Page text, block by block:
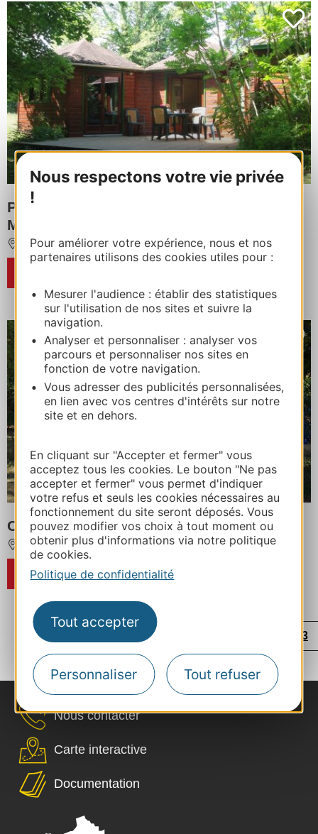
Nous respectons votre vie privée
!
Pour améliorer votre expérience, nous et nos
partenaires utilisons des cookies utiles pour :
Mesurer l'audience : établir des statistiques
sur l'utilisation de nos sites et suivre la
navigation.
Analyser et personnaliser : analyser vos
parcours et personnaliser nos sites en
fonction de votre navigation.
Vous adresser des publicités personnalisées,
en lien avec vos centres d'intérêts sur notre
site et en dehors.
En cliquant sur "Accepter et fermer" vous
acceptez tous les cookies. Le bouton "Ne pas
accepter et fermer" vous permet d'indiquer
votre refus et seuls les cookies nécessaires au
fonctionnement du site seront déposés. Vous
pouvez modifier vos choix à tout moment ou
obtenir plus d'informations via notre politique
de cookies.
Politique de confidentialité
Tout accepter
Personnaliser Tout refuser
Parc Résidentiel de Loisirs Les Chalets
Mirandol Dordogne
VAYRAC
Camping du Rougier
CAMARES
RÉSERVER
‹ ... 53
56
Nous contacter
Carte interactive
Documentation